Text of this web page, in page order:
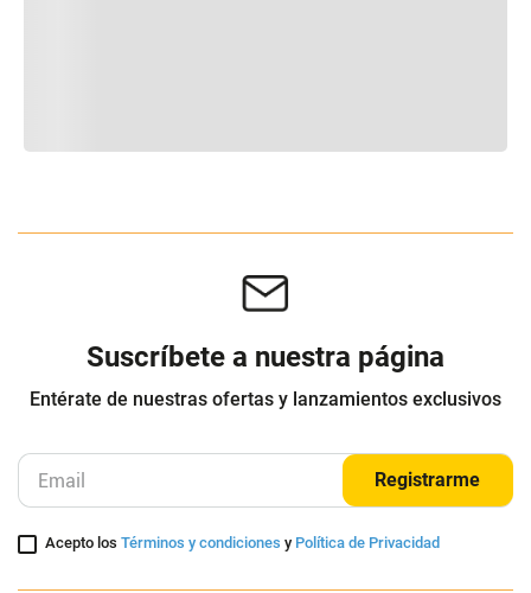
Suscríbete a nuestra página
Entérate de nuestras ofertas y lanzamientos exclusivos
Registrarme
Acepto losTérminos y condiciones y Política de Privacidad